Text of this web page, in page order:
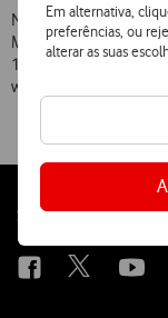
Em alternativa,
preferências, ou
alterar as suas
No ar 24 horas por dia
Media Capital Rádios,
107.2 MHz na Grande
www.vodafone.fm em
Follow
us
Social